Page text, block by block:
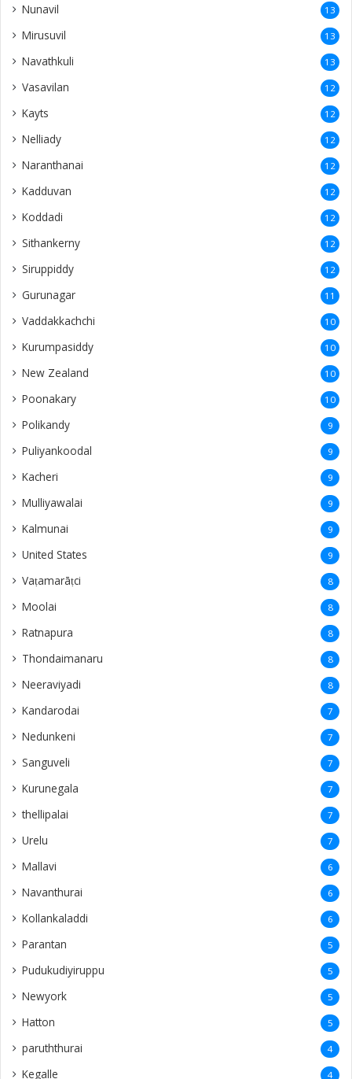
Nunavil 13
Mirusuvil 13
Navathkuli 13
Vasavilan 12
Kayts 12
Nelliady 12
Naranthanai 12
Kadduvan 12
Koddadi 12
Sithankerny 12
Siruppiddy 12
Gurunagar 11
Vaddakkachchi 10
Kurumpasiddy 10
New Zealand 10
Poonakary 10
Polikandy 9
Puliyankoodal 9
Kacheri 9
Mulliyawalai 9
Kalmunai 9
United States 9
Vaṭamarāṭci 8
Moolai 8
Ratnapura 8
Thondaimanaru 8
Neeraviyadi 8
Kandarodai 7
Nedunkeni 7
Sanguveli 7
Kurunegala 7
thellipalai 7
Urelu 7
Mallavi 6
Navanthurai 6
Kollankaladdi 6
Parantan 5
Pudukudiyiruppu 5
Newyork 5
Hatton 5
paruththurai 4
Kegalle 4